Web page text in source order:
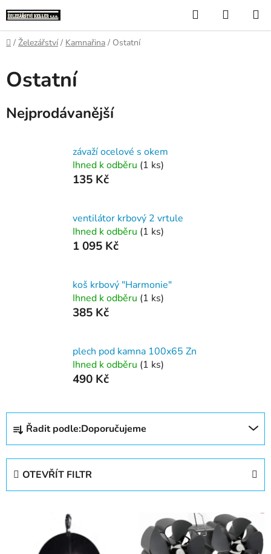
na
obsah
Hledat
KOŠÍK
Domů
/ Železářství / Kamnařina / Ostatní
Ostatní
Nejprodávanější
závaží ocelové s okem
Ihned k odběru (1 ks)
135 Kč
ventilátor krbový 2 vrtule
Ihned k odběru (1 ks)
1 095 Kč
koš krbový "Harmonie"
Ihned k odběru (1 ks)
385 Kč
plech pod kamna 100x65 Zn
Ihned k odběru (1 ks)
490 Kč
Ř
z
Řadit podle:Doporučujeme
OTEVŘÍT FILTR